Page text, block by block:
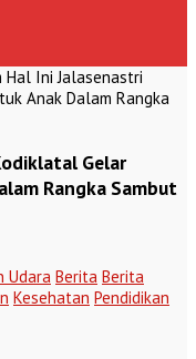
Hal Ini Jalasenastri
Anak Dalam Rangka
Gelar
Rangka Sambut
Udara Berita Berita
Kesehatan Pendidikan